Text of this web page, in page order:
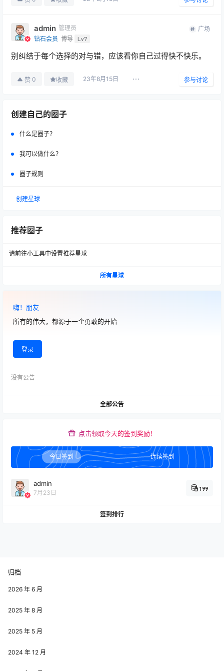
admin 管理员
钻石会员 博导 Lv7
广场
别纠结于每个选择的对与错，应该看你自己过得快不快乐。
赞 0 收藏 23年8月15日 参与讨论
愿中国青年都摆脱冷气，只是向上走，不必
听自暴自弃者流的话。能做事的做事，能发
开机提示密码已过期
广场
臣：待我了无牵挂，许你浪迹天涯；将军：
林语堂先生说：八味心境，浓茶一杯。——
广场
再翻《三体》，红岸基地的电波仍在宇宙回
荡。叶文洁按下发射键的瞬间，人类文明的
bootTel.dat是什么，可以删除吗
广场
事，都以后去做吧，等熬过这一段。我都忘
了被我扔掉的关爱自己的事都 ……
2025-05-25
要一个黄昏，满是风，和正在落下的夕阳。
如果麦子刚好熟了，炊烟恰恰升起。那只白
鸽贴着水面飞过，栖息于一 ……
不是所有的人，都可以在恰好的年岁，遇见
起你如意的爱情。 —— 白落 ……
创建自己的圈子
什么是圈子？
我可以做什么？
圈子规则
创建星球
推荐圈子
请前往小工具中设置推荐星球
所有星球
嗨！朋友
所有的伟大，都源于一个勇敢的开始
登录
没有公告
全部公告
点击领取今天的签到奖励！
今日签到 连续签到
admin
7月23日
199
签到排行
归档
2026 年 6 月
2025 年 8 月
2025 年 5 月
2024 年 12 月